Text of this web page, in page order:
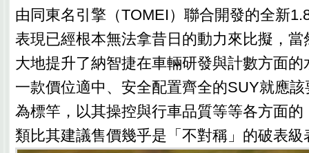
由同東名引擎（TOMEI）聯合開發的全新
表現已經根本無法拿昔日的動力來比擬，
大地提升了納智捷在車輛研發與計數方面
一款價位適中、安全配置齊全的SUY就應
為標竿，以其操控與行車品質等等各方面
類比其建議售價幾乎是「不對稱」的破表級